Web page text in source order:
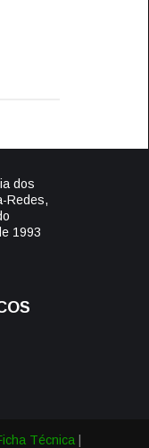
dos
Redes,
1993
Técnica